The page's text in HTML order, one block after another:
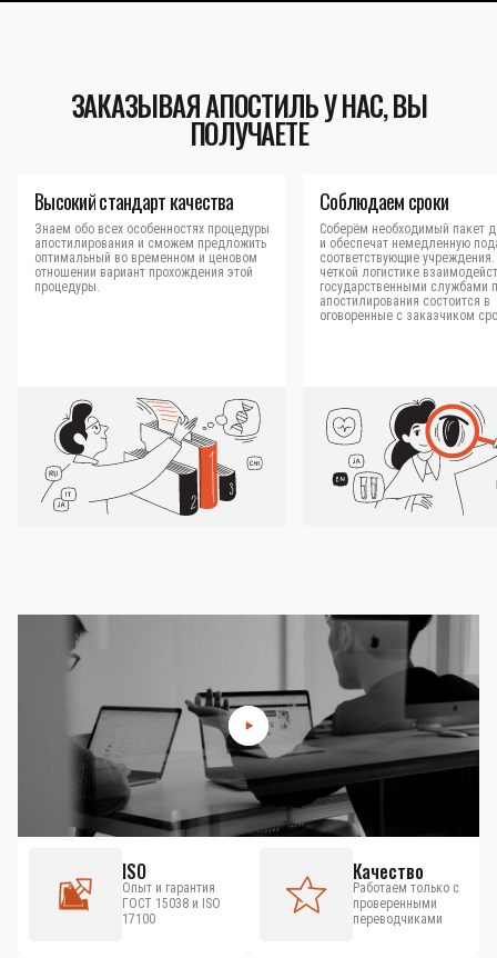
ЗАКАЗЫВАЯ АПОСТИЛЬ У НАС, ВЫ
ПОЛУЧАЕТЕ
Высокий стандарт качества
Знаем обо всех особенностях процедуры
апостилирования и сможем предложить
оптимальный во временном и ценовом
отношении вариант прохождения этой
процедуры.
Соблюдаем сроки
Соберём необходимый пакет
и обеспечат немедленную
соответствующие
четкой логистике
государственными службами
апостилирования состоится в
оговоренные с заказчиком
ISO
Опыт и гарантия
ГОСТ 15038 и ISO
17100
Качество
Работаем только с
проверенными
переводчиками